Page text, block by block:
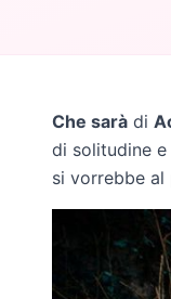
Che sarà di
di solitudine e
si vorrebbe